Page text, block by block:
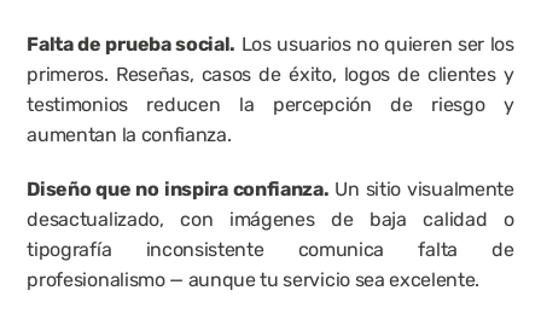
Falta de prueba social. Los usuarios no quieren ser los
primeros. Reseñas, casos de éxito, logos de clientes y
testimonios reducen la percepción de riesgo y
aumentan la confianza.
Diseño que no inspira confianza. Un sitio visualmente
desactualizado, con imágenes de baja calidad o
tipografía inconsistente comunica falta de
profesionalismo — aunque tu servicio sea excelente.